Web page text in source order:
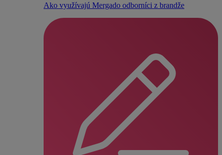
Ako využívajú Mergado odborníci z brandže